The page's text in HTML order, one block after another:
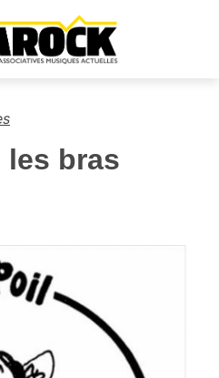
principal
bras